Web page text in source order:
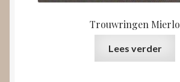
Trouwringen Mierlo
Lees verder